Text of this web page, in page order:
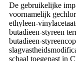
De gebruikelijke
voornamelijk
ethyleen-
butadieen-styreen
butadieen-
schaal toegepast in